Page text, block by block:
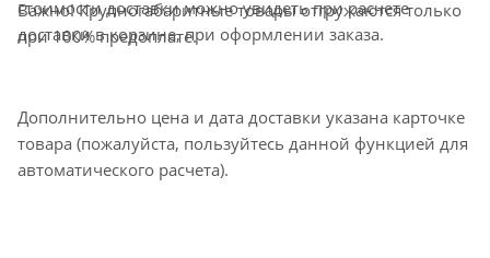
стоимости доставки можно увидеть при расчете
доставки в корзине, при оформлении заказа.
Важно! Крупногабаритные товары отгружаются только
при 100% предоплате.
Дополнительно цена и дата доставки указана карточке
товара (пожалуйста, пользуйтесь данной функцией для
автоматического расчета).